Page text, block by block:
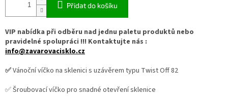
Přidat do košíku
VIP nabídka při odběru nad jednu paletu produktů nebo
pravidelné spolupráci !!! Kontaktujte nás :
info@zavarovacisklo.cz
✅Vánoční víčko na sklenici s uzávěrem typu Twist Off 82
✅ Šroubovací víčko pro snadné otevření sklenice